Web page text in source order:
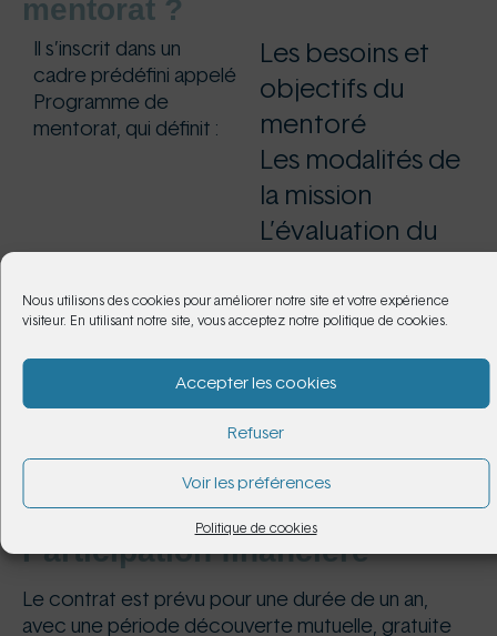
Nous utilisons des cookies pour améliorer notre site et votre expérience
visiteur. En utilisant notre site, vous acceptez notre politique de cookies.
Accepter les cookies
Refuser
Voir les préférences
Politique de cookies
mentorat ?
Il s’inscrit dans un
cadre prédéfini appelé
Programme de
mentorat, qui définit :
Les besoins et
objectifs du
mentoré
Les modalités de
la mission
L’évaluation du
d’une part les membres de La Vraie Histoire,
Participation financière
Le contrat est prévu pour une durée de un an,
avec une période découverte mutuelle, gratuite